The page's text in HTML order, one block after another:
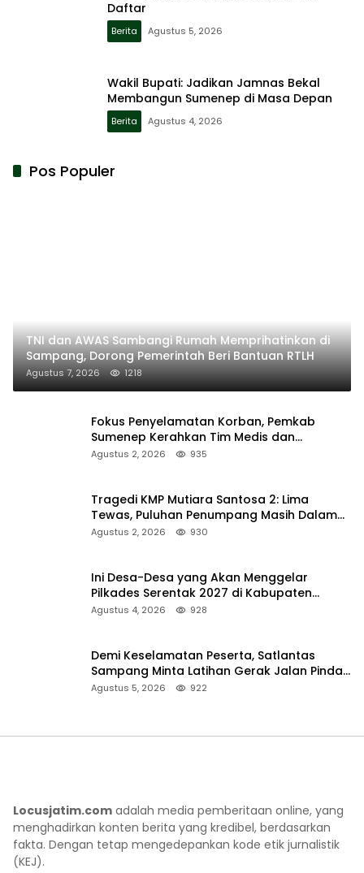
Daftar
Berita Agustus 5, 2026
Wakil Bupati: Jadikan Jamnas Bekal
Membangun Sumenep di Masa Depan
Berita Agustus 4, 2026
Pos Populer
TNI dan AWAS Sambangi Rumah Memprihatinkan di
Sampang, Dorong Pemerintah Beri Bantuan RTLH
Agustus 7, 2026 1218
Fokus Penyelamatan Korban, Pemkab
Sumenep Kerahkan Tim Medis dan
Ambulans ke Pelabuhan Kalianget
Agustus 2, 2026 935
Tragedi KMP Mutiara Santosa 2: Lima
Tewas, Puluhan Penumpang Masih Dalam
Pencarian
Agustus 2, 2026 930
Ini Desa-Desa yang Akan Menggelar
Pilkades Serentak 2027 di Kabupaten
Sumenep
Agustus 4, 2026 928
Demi Keselamatan Peserta, Satlantas
Sampang Minta Latihan Gerak Jalan Pindah
ke Lokasi Aman
Agustus 5, 2026 922
Locusjatim.com adalah media pemberitaan online, yang
menghadirkan konten berita yang kredibel, berdasarkan
fakta. Dengan tetap mengedepankan kode etik jurnalistik
(KEJ).